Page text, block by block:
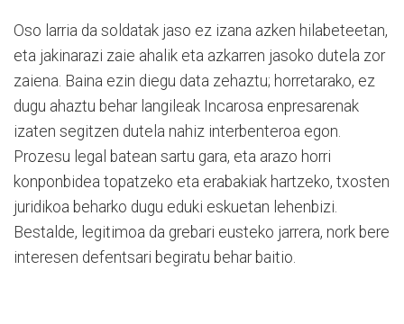
Oso larria da soldatak jaso ez izana azken hilabeteetan,
eta jakinarazi zaie ahalik eta azkarren jasoko dutela zor
zaiena. Baina ezin diegu data zehaztu; horretarako, ez
dugu ahaztu behar langileak Incarosa enpresarenak
izaten segitzen dutela nahiz interbenteroa egon.
Prozesu legal batean sartu gara, eta arazo horri
konponbidea topatzeko eta erabakiak hartzeko, txosten
juridikoa beharko dugu eduki eskuetan lehenbizi.
Bestalde, legitimoa da grebari eusteko jarrera, nork bere
interesen defentsari begiratu behar baitio.